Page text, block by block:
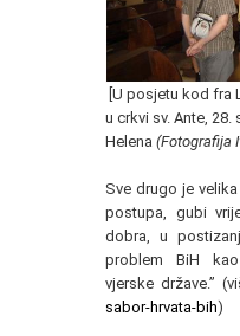
[U posjetu kod fra
u crkvi sv. Ante,
Helena (Fotografija
Sve drugo je
postupa, gubi
dobra, u
problem BiH kao
vjerske države.”
sabor-hrvata-bih)